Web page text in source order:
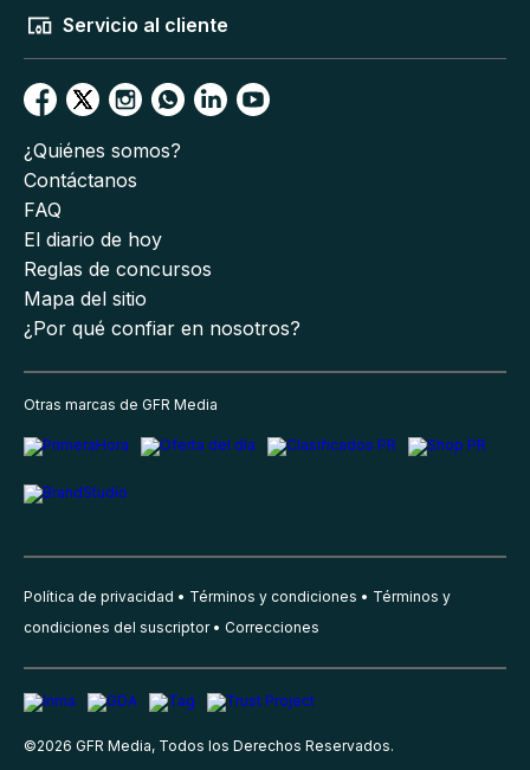
Servicio al cliente
¿Quiénes somos?
Contáctanos
FAQ
El diario de hoy
Reglas de concursos
Mapa del sitio
¿Por qué confiar en nosotros?
Otras marcas de GFR Media
Política de privacidad Términos y condiciones
Términos y
condiciones del suscriptor
Correcciones
©2026 GFR Media, Todos los Derechos Reservados.